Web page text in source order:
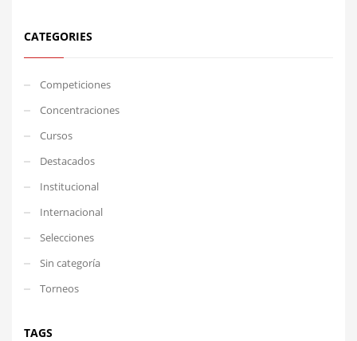
CATEGORIES
Competiciones
Concentraciones
Cursos
Destacados
Institucional
Internacional
Selecciones
Sin categoría
Torneos
TAGS